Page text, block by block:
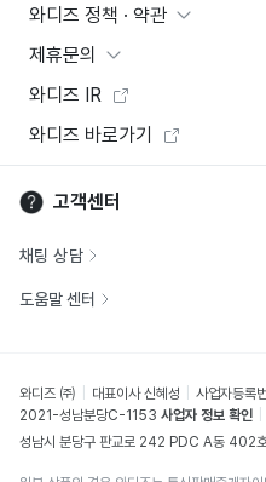
와디즈 정책 · 약관
제휴문의
와디즈 IR
와디즈 바로가기
고객센터
채팅 상담
도움말 센터
와디즈 ㈜ 대표이사 신혜성 사업자등
2021-성남분당C-1153 사업자 정보 확인
성남시 분당구 판교로 242 PDC A동 402